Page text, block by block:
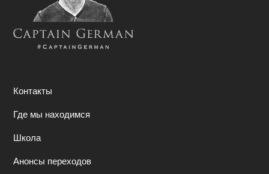
Контакты
Где мы находимся
Школа
Анонсы переходов